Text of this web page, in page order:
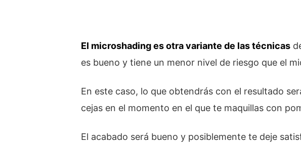
El microshading es otra variante de las técnicas
es bueno y tiene un menor nivel de riesgo que el
En este caso, lo que obtendrás con el resultado
cejas en el momento en el que te maquillas con
El acabado será bueno y posiblemente te deje